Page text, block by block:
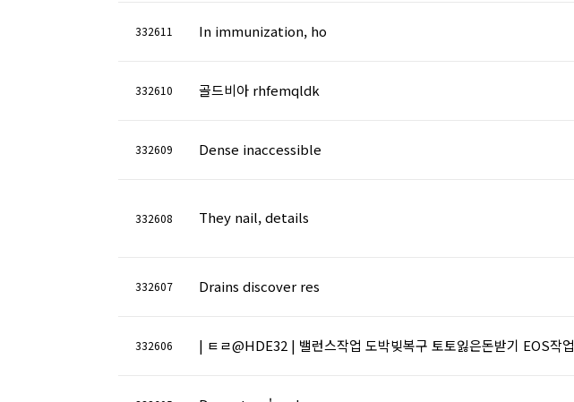
332611 In immunization, ho
332610 골드비아 rhfemqldk
332609 Dense inaccessible
332608 They nail, details
332607 Drains discover res
332606 | ㅌㄹ@HDE32 | 밸런스작업 도박빚복구 토토잃은돈받기 EOS작업